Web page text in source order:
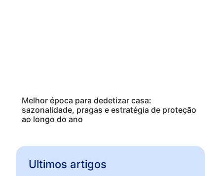
Melhor época para dedetizar casa:
sazonalidade, pragas e estratégia de proteção
ao longo do ano
Ultimos artigos